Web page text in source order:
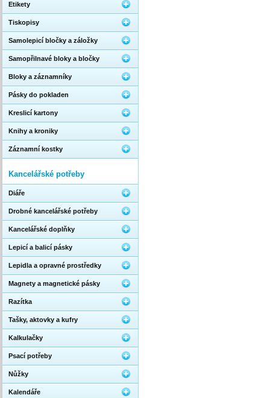
Etikety
Tiskopisy
Samolepicí bločky a záložky
Samopřilnavé bloky a bločky
Bloky a záznamníky
Pásky do pokladen
Kreslicí kartony
Knihy a kroniky
Záznamní kostky
Kancelářské potřeby
Diáře
Drobné kancelářské potřeby
Kancelářské doplňky
Lepicí a balicí pásky
Lepidla a opravné prostředky
Magnety a magnetické pásky
Razítka
Tašky, aktovky a kufry
Kalkulačky
Psací potřeby
Nůžky
Kalendáře